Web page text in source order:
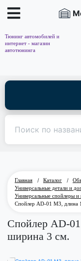
Тюнинг автомобилей и
интернет - магазин
автотюнинга
Главная / Каталог /
Универсальные детали и
Универсальные спойлеры
Спойлер AD-01 M3, длина
Спойлер AD-
ширина 3 см.